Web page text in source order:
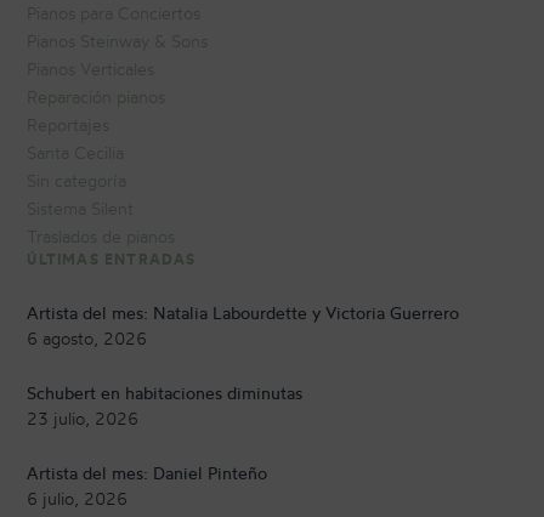
Pianos para Conciertos
Pianos Steinway & Sons
Pianos Verticales
Reparación pianos
Reportajes
Santa Cecilia
Sin categoría
Sistema Silent
Traslados de pianos
ÚLTIMAS ENTRADAS
Artista del mes: Natalia Labourdette y Victoria Guerrero
6 agosto, 2026
Schubert en habitaciones diminutas
23 julio, 2026
Artista del mes: Daniel Pinteño
6 julio, 2026